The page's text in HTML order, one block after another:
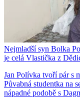
Nejmladší syn Bolka
je celá Vlastička z
Jan Polívka tvoří pár s
Půvabná studentka na
nápadné podobě s